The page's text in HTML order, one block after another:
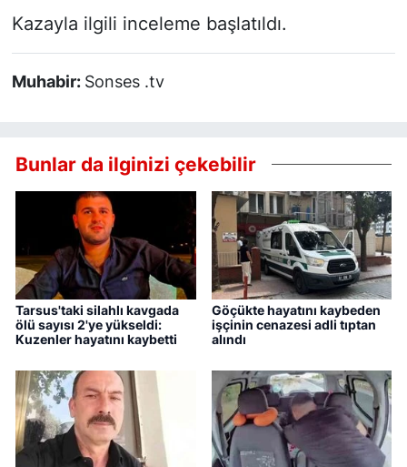
Kazayla ilgili inceleme başlatıldı.
Muhabir: Sonses .tv
Bunlar da ilginizi çekebilir
Tarsus'taki silahlı kavgada
ölü sayısı 2'ye yükseldi:
Kuzenler hayatını kaybetti
Göçükte hayatını kaybeden
işçinin cenazesi adli tıptan
alındı